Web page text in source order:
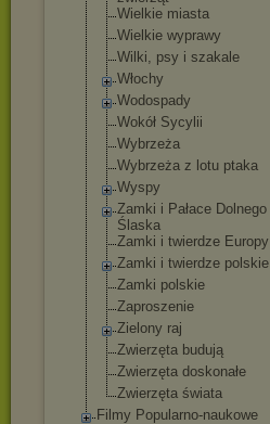
Wielkie miasta
Wielkie wyprawy
Wilki, psy i szakale
Włochy
Wodospady
Wokół Sycylii
Wybrzeża
Wybrzeża z lotu ptaka
Wyspy
Zamki i Pałace Dolnego
Ślaska
Zamki i twierdze Europy
Zamki i twierdze polskie
Zamki polskie
Zaproszenie
Zielony raj
Zwierzęta budują
Zwierzęta doskonałe
Zwierzęta świata
Filmy Popularno-naukowe